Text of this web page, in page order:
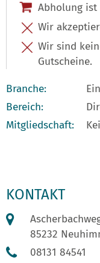
Abholung ist
Wir
Wir sind
Gutscheine.
Branche:
Bereich:
Mitgliedschaft:
KONTAKT
85232
08131 84541